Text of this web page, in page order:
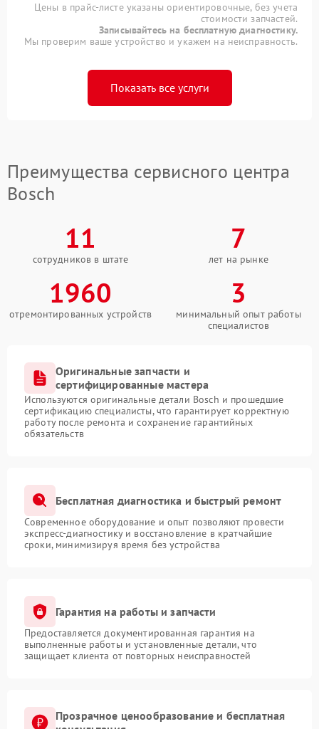
Цены в прайс-листе указаны ориентировочные, без учета
стоимости запчастей.
Записывайтесь на бесплатную диагностику.
Мы проверим ваше устройство и укажем на неисправность.
Показать все услуги
Преимущества сервисного центра
Bosch
11
сотрудников в штате
7
лет на рынке
1960
отремонтированных устройств
3
минимальный опыт работы
специалистов
Оригинальные запчасти и
сертифицированные мастера
Используются оригинальные детали Bosch и прошедшие
сертификацию специалисты, что гарантирует корректную
работу после ремонта и сохранение гарантийных
обязательств
Бесплатная диагностика и быстрый ремонт
Современное оборудование и опыт позволяют провести
экспресс-диагностику и восстановление в кратчайшие
сроки, минимизируя время без устройства
Гарантия на работы и запчасти
Предоставляется документированная гарантия на
выполненные работы и установленные детали, что
защищает клиента от повторных неисправностей
Прозрачное ценообразование и бесплатная